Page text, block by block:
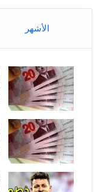
الأشهر